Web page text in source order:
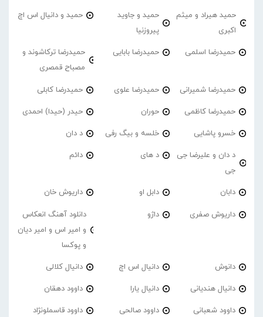
حمید هیراد و میثم
اکبری
حمید و جاوید
پیروزنیا
حمید و دانیال اس اچ
حمیدرضا اسلمی حمیدرضا بابایی
حمیدرضا ترکاشوند و
مصباح قمصری
حمیدرضا شمیرانی حمیدرضا علوی حمیدرضا کابلی
حمیدرضا کاظمی حوران حیدر (حیدا) احمدی
خسرو پاشایی خلسه و بیگ رفی د دان
د دان و علیرضا جی
جی
د های دائم
دابان دابل او داریوش خان
داریوش صفری داژو
دانلود آهنگ انعکاس
و امیر اس و امیر دیان
و پوکسا
دانوش دانیال اس اچ دانیال کلالی
دانیال هندیانی دانیال یارا داوود دهقان
داوود شعبانی داوود صالحی داوود قاسملونژاد